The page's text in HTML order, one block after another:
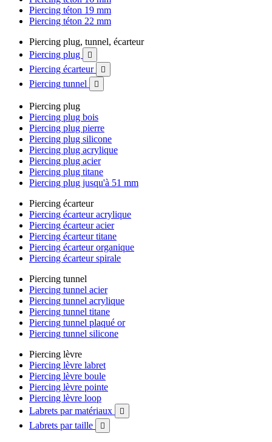
Piercing téton 19 mm
Piercing téton 22 mm
Piercing plug, tunnel, écarteur
Piercing plug

Piercing écarteur 
Piercing tunnel 
Piercing plug
Piercing plug bois
Piercing plug pierre
Piercing plug silicone
Piercing plug acrylique
Piercing plug acier
Piercing plug titane
Piercing plug jusqu'à 51 mm
Piercing écarteur
Piercing écarteur acrylique
Piercing écarteur acier
Piercing écarteur titane
Piercing écarteur organique
Piercing écarteur spirale
Piercing tunnel
Piercing tunnel acier
Piercing tunnel acrylique
Piercing tunnel titane
Piercing tunnel plaqué or
Piercing tunnel silicone
Piercing lèvre
Piercing lèvre labret
Piercing lèvre boule
Piercing lèvre pointe
Piercing lèvre loop
Labrets par matériaux

Labrets par taille 